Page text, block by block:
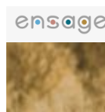
至
主
內
容